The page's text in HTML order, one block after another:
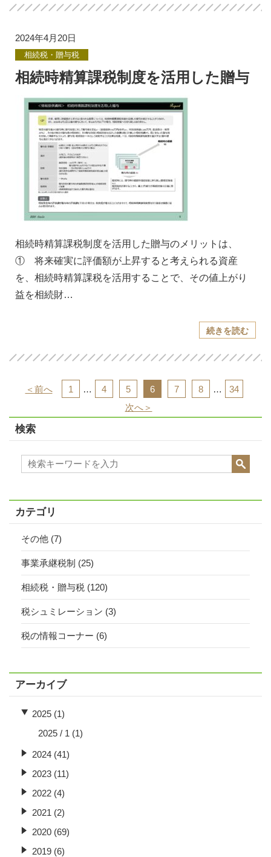
2024年4月20日
相続税・贈与税
相続時精算課税制度を活用した贈与
相続時精算課税制度を活用した贈与のメリットは、
① 将来確実に評価額が上昇すると考えられる資産
を、相続時精算課税を活用することで、その値上がり
益を相続財…
続きを読む
＜前へ 1 … 4 5 6 7 8 …
34
次へ＞
検索
カテゴリ
その他 (7)
事業承継税制 (25)
相続税・贈与税 (120)
税シュミレーション (3)
税の情報コーナー (6)
アーカイブ
2025 (1)
2025 / 1 (1)
2024 (41)
2023 (11)
2022 (4)
2021 (2)
2020 (69)
2019 (6)